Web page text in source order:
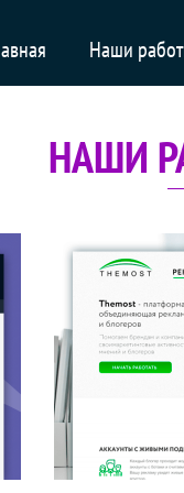
Наши
НАШИ